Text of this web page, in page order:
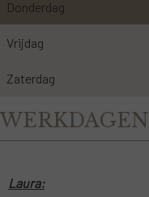
Donderdag
Vrijdag
Zaterdag
WERKDAGEN
Laura: